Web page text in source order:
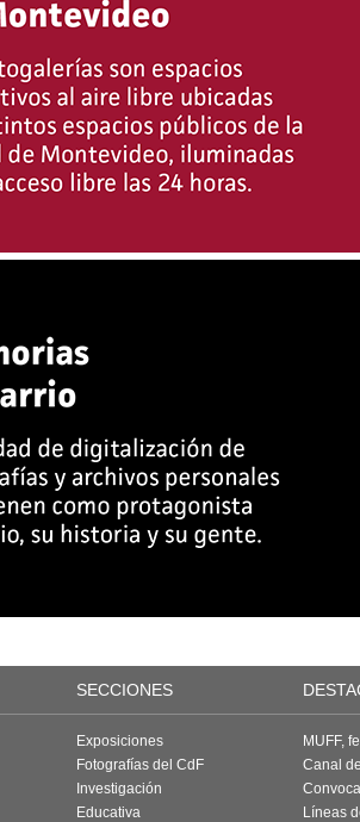
SECCIONES
Exposiciones
Fotografías del CdF
Investigación
Educativa
MUFF,
Canal
Líneas